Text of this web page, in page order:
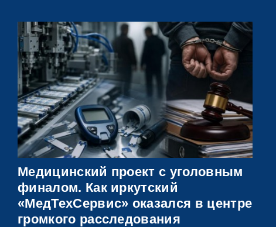
Медицинский проект с уголовным
финалом. Как иркутский
«МедТехСервис» оказался в центре
громкого расследования